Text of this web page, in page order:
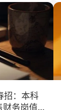
招：本科
财务岗值